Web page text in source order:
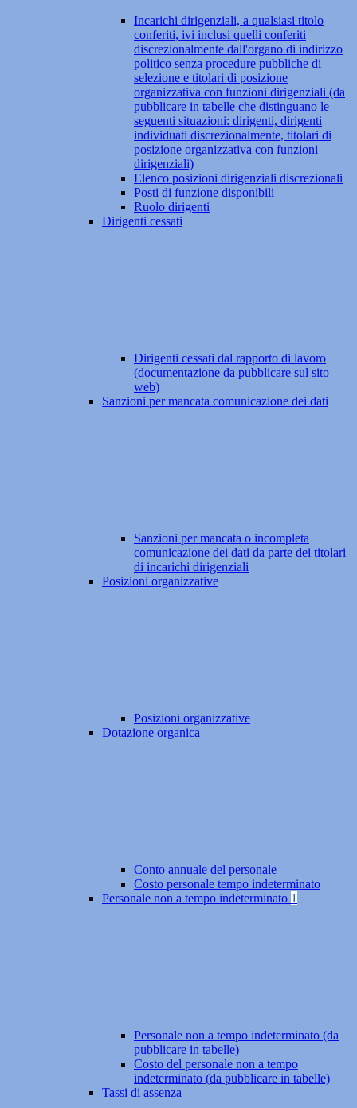
Incarichi dirigenziali, a qualsiasi titolo
conferiti, ivi inclusi quelli conferiti
discrezionalmente dall'organo di indirizzo
politico senza procedure pubbliche di
selezione e titolari di posizione
organizzativa con funzioni dirigenziali (da
pubblicare in tabelle che distinguano le
seguenti situazioni: dirigenti, dirigenti
individuati discrezionalmente, titolari di
posizione organizzativa con funzioni
dirigenziali)
Elenco posizioni dirigenziali discrezionali
Posti di funzione disponibili
Ruolo dirigenti
Dirigenti cessati
Dirigenti cessati dal rapporto di lavoro
(documentazione da pubblicare sul sito
web)
Sanzioni per mancata comunicazione dei dati
Sanzioni per mancata o incompleta
comunicazione dei dati da parte dei titolari
di incarichi dirigenziali
Posizioni organizzative
Posizioni organizzative
Dotazione organica
Conto annuale del personale
Costo personale tempo indeterminato
Personale non a tempo indeterminato 1
Personale non a tempo indeterminato (da
pubblicare in tabelle)
Costo del personale non a tempo
indeterminato (da pubblicare in tabelle)
Tassi di assenza